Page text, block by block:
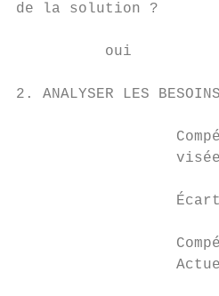
de la solution ?
          oui
2. ANALYSER LES
                  visée